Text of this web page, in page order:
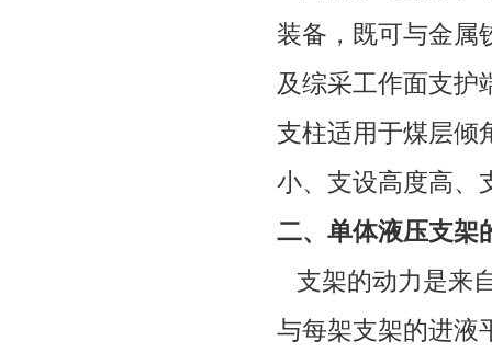
装备，既可与金属
及综采工作面支护
支柱适用于煤层倾
小、支设高度高、
二、 单体液压支架
支架的动力是来
与每架支架的进液